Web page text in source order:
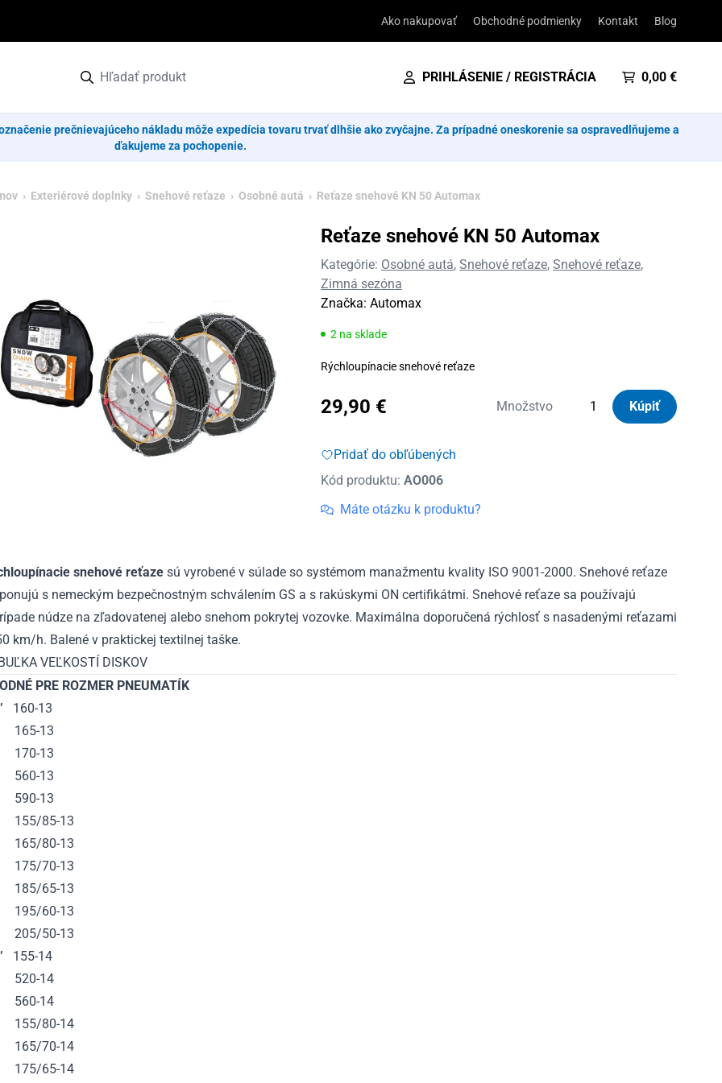
Ako nakupovať Obchodné podmienky Kontakt Blog
PRIHLÁSENIE / REGISTRÁCIA 0,00 €
prečnievajúceho nákladu môže expedícia tovaru trvať dlhšie ako zvyčajne. Za prípadné oneskorenie sa ospravedlňujeme a
ďakujeme za pochopenie.
› Exteriérové doplnky › Snehové reťaze › Osobné autá › Reťaze snehové KN 50 Automax
Reťaze snehové KN 50 Automax
Kategórie: Osobné autá, Snehové reťaze, Snehové reťaze,
Zimná sezóna
Značka: Automax
2 na sklade
Rýchloupínacie snehové reťaze
29,90 € Množstvo
množstvo
Kúpiť
Pridať do obľúbených
Kód produktu: AO006
Máte otázku k produktu?
snehové reťaze sú vyrobené v súlade so systémom manažmentu kvality ISO 9001-2000. Snehové reťaze
s nemeckým bezpečnostným schválením GS a s rakúskymi ON certifikátmi. Snehové reťaze sa používajú
núdze na zľadovatenej alebo snehom pokrytej vozovke. Maximálna doporučená rýchlosť s nasadenými reťazami
km/h. Balené v praktickej textilnej taške.
VEĽKOSTÍ DISKOV
PRE ROZMER PNEUMATÍK
160-13
13
13
13
13
85-13
80-13
70-13
65-13
60-13
50-13
155-14
14
14
80-14
70-14
65-14